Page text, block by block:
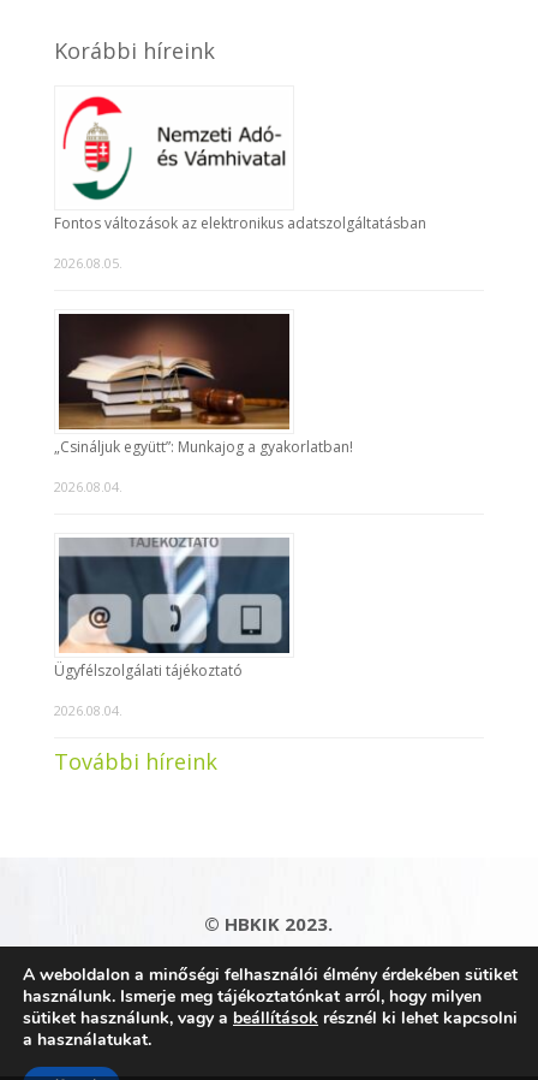
Korábbi híreink
Fontos változások az elektronikus adatszolgáltatásban
2026.08.05.
„Csináljuk együtt”: Munkajog a gyakorlatban!
2026.08.04.
Ügyfélszolgálati tájékoztató
2026.08.04.
További híreink
© HBKIK 2023.
Adatkezelési tájékoztató|Impresszum|
Kapcsolat|Honlaptérkép
A weboldalon a minőségi felhasználói élmény érdekében sütiket
használunk. Ismerje meg tájékoztatónkat arról, hogy milyen
sütiket használunk, vagy a beállítások résznél ki lehet kapcsolni
a használatukat.